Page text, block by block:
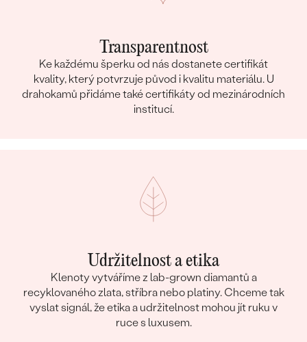
Transparentnost
Ke každému šperku od nás dostanete certifikát
kvality, který potvrzuje původ i kvalitu materiálu. U
drahokamů přidáme také certifikáty od mezinárodních
institucí.
Udržitelnost a etika
Klenoty vytváříme z lab-grown diamantů a
recyklovaného zlata, stříbra nebo platiny. Chceme tak
vyslat signál, že etika a udržitelnost mohou jít ruku v
ruce s luxusem.